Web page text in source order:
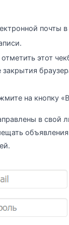
почты
этот
закрытия
на кнопку
в свой